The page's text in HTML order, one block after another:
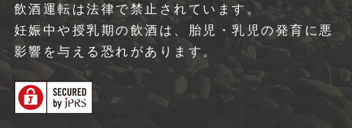
飲酒運転は法律で禁⽌されています。
妊娠中や授乳期の飲酒は、胎児・乳児の発育に悪
影響を与える恐れがあります。